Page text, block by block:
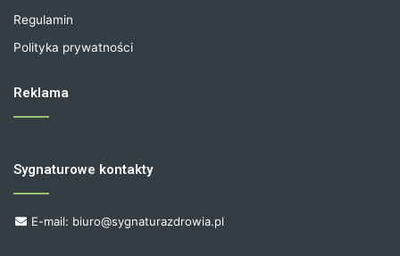
Regulamin
Polityka prywatności
Reklama
Sygnaturowe kontakty
E-mail: biuro@sygnaturazdrowia.pl